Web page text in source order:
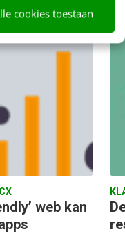
cookies toestaan
web kan